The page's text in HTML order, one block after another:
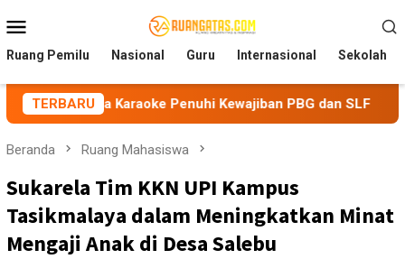
ke
kontenMobile
Ruang Pemilu Nasional Guru Internasional Sekolah
TERBARU
Penuhi Kewajiban PBG dan SLF BEM
Beranda Ruang Mahasiswa
Sukarela Tim KKN UPI Kampus
Tasikmalaya dalam Meningkatkan Minat
Mengaji Anak di Desa Salebu